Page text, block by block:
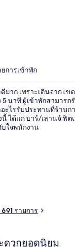
การเข้าพัก
มาก เพราะเดินจาก เ
5 นาที ผู้เข้าพักสามาร
ไรรับประทานที่ร้านก
ได้แก่ บาร์/เลานจ์ ฟิต
ใจพนักงาน
รายการ
ดวกยอดนิยม